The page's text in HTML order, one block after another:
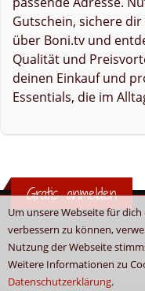
Um unsere Webseite für
verbessern zu können,
Nutzung der Webseite
Weitere Informationen zu
Datenschutzerklärung.
Gutschein, sichere
über Boni.tv und
Qualität und
deinen Einkauf und
Essentials, die im
Gratis anmelden